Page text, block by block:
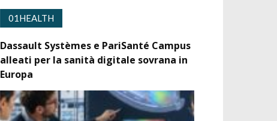
01HEALTH
Dassault Systèmes e PariSanté Campus
alleati per la sanità digitale sovrana in
Europa